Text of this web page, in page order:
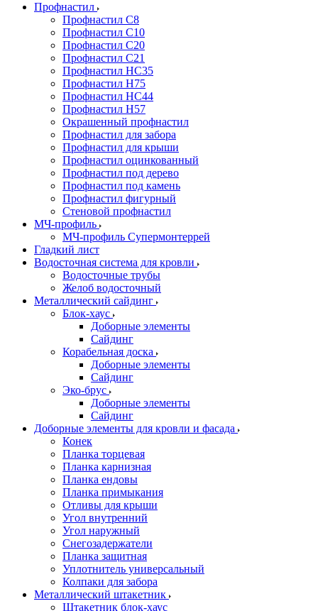
Профнастил
Профнастил С8
Профнастил С10
Профнастил С20
Профнастил С21
Профнастил НС35
Профнастил Н75
Профнастил HC44
Профнастил Н57
Окрашенный профнастил
Профнастил для забора
Профнастил для крыши
Профнастил оцинкованный
Профнастил под дерево
Профнастил под камень
Профнастил фигурный
Стеновой профнастил
МЧ-профиль
МЧ-профиль Супермонтеррей
Гладкий лист
Водосточная система для кровли
Водосточные трубы
Желоб водосточный
Металлический сайдинг
Блок-хаус
Доборные элементы
Сайдинг
Корабельная доска
Доборные элементы
Сайдинг
Эко-брус
Доборные элементы
Сайдинг
Доборные элементы для кровли и фасада
Конек
Планка торцевая
Планка карнизная
Планка ендовы
Планка примыкания
Отливы для крыши
Угол внутренний
Угол наружный
Снегозадержатели
Планка защитная
Уплотнитель универсальный
Колпаки для забора
Металлический штакетник
Штакетник блок-хаус